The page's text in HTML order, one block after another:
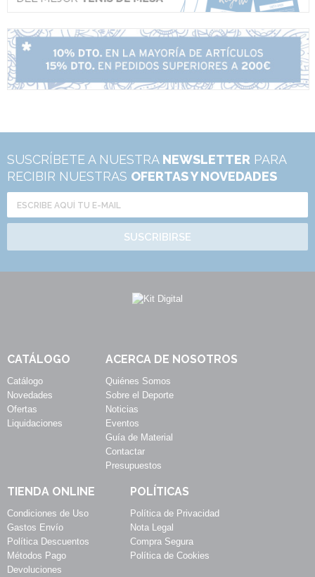
SUSCRÍBETE A NUESTRA NEWSLETTER PARA
RECIBIR NUESTRAS OFERTAS Y NOVEDADES
SUSCRIBIRSE
CATÁLOGO
Catálogo
Novedades
Ofertas
Liquidaciones
ACERCA DE NOSOTROS
Quiénes Somos
Sobre el Deporte
Noticias
Eventos
Guía de Material
Contactar
Presupuestos
TIENDA ONLINE
Condiciones de Uso
Gastos Envío
Política Descuentos
Métodos Pago
Devoluciones
POLÍTICAS
Política de Privacidad
Nota Legal
Compra Segura
Política de Cookies